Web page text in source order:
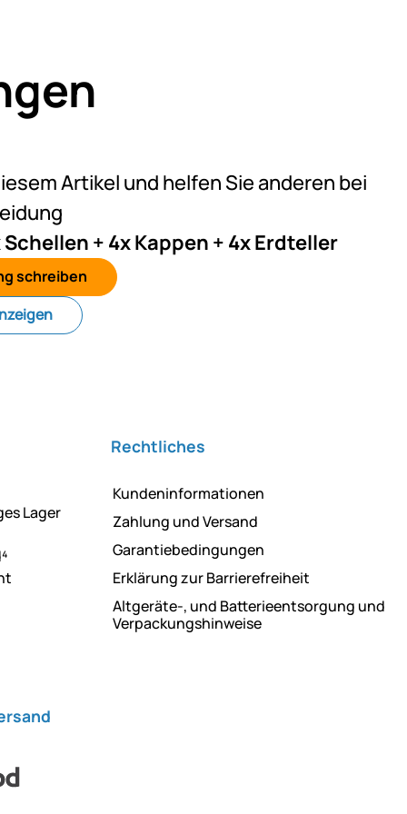
Artikel und helfen Sie anderen bei
+ 4x Kappen + 4x Erdteller
schreiben
Lager
Rechtliches
Kundeninformationen
Zahlung und Versand
Garantiebedingungen
Erklärung zur Barrierefreiheit
Altgeräte-, und Batterieentsorgung und
Verpackungshinweise